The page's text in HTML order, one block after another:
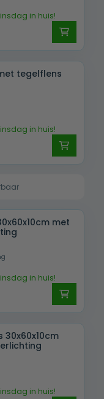
in huis!
tegelflens
in huis!
met
in huis!
30x60x10cm
in huis!